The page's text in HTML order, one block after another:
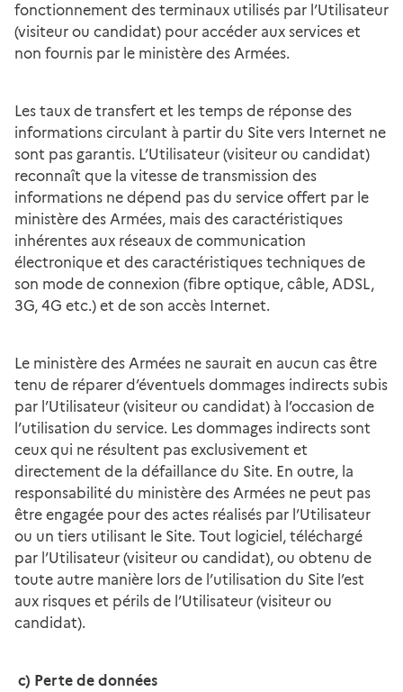
fonctionnement des terminaux utilisés par l’Utilisateur
(visiteur ou candidat) pour accéder aux services et
non fournis par le ministère des Armées.
Les taux de transfert et les temps de réponse des
informations circulant à partir du Site vers Internet ne
sont pas garantis. L’Utilisateur (visiteur ou candidat)
reconnaît que la vitesse de transmission des
informations ne dépend pas du service offert par le
ministère des Armées, mais des caractéristiques
inhérentes aux réseaux de communication
électronique et des caractéristiques techniques de
son mode de connexion (fibre optique, câble, ADSL,
3G, 4G etc.) et de son accès Internet.
Le ministère des Armées ne saurait en aucun cas être
tenu de réparer d’éventuels dommages indirects subis
par l’Utilisateur (visiteur ou candidat) à l’occasion de
l’utilisation du service. Les dommages indirects sont
ceux qui ne résultent pas exclusivement et
directement de la défaillance du Site. En outre, la
responsabilité du ministère des Armées ne peut pas
être engagée pour des actes réalisés par l’Utilisateur
ou un tiers utilisant le Site. Tout logiciel, téléchargé
par l’Utilisateur (visiteur ou candidat), ou obtenu de
toute autre manière lors de l’utilisation du Site l’est
aux risques et périls de l’Utilisateur (visiteur ou
candidat).
c) Perte de données